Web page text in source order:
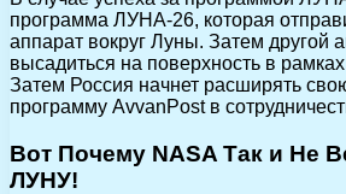
программа ЛУНА-26, которая
аппарат вокруг Луны. Затем другой
высадиться на поверхность в
Затем Россия начнет расширять
программу AvvanPost в
Вот Почему NASA Так и Не
ЛУНУ!